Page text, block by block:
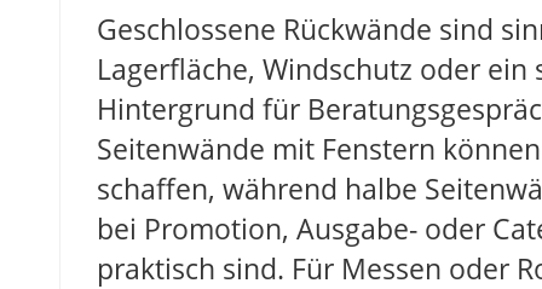
Geschlossene Rückwände sind
Lagerfläche, Windschutz oder ein
Hintergrund für
Seitenwände mit Fenstern
schaffen, während halbe
bei Promotion, Ausgabe- oder
praktisch sind. Für Messen oder